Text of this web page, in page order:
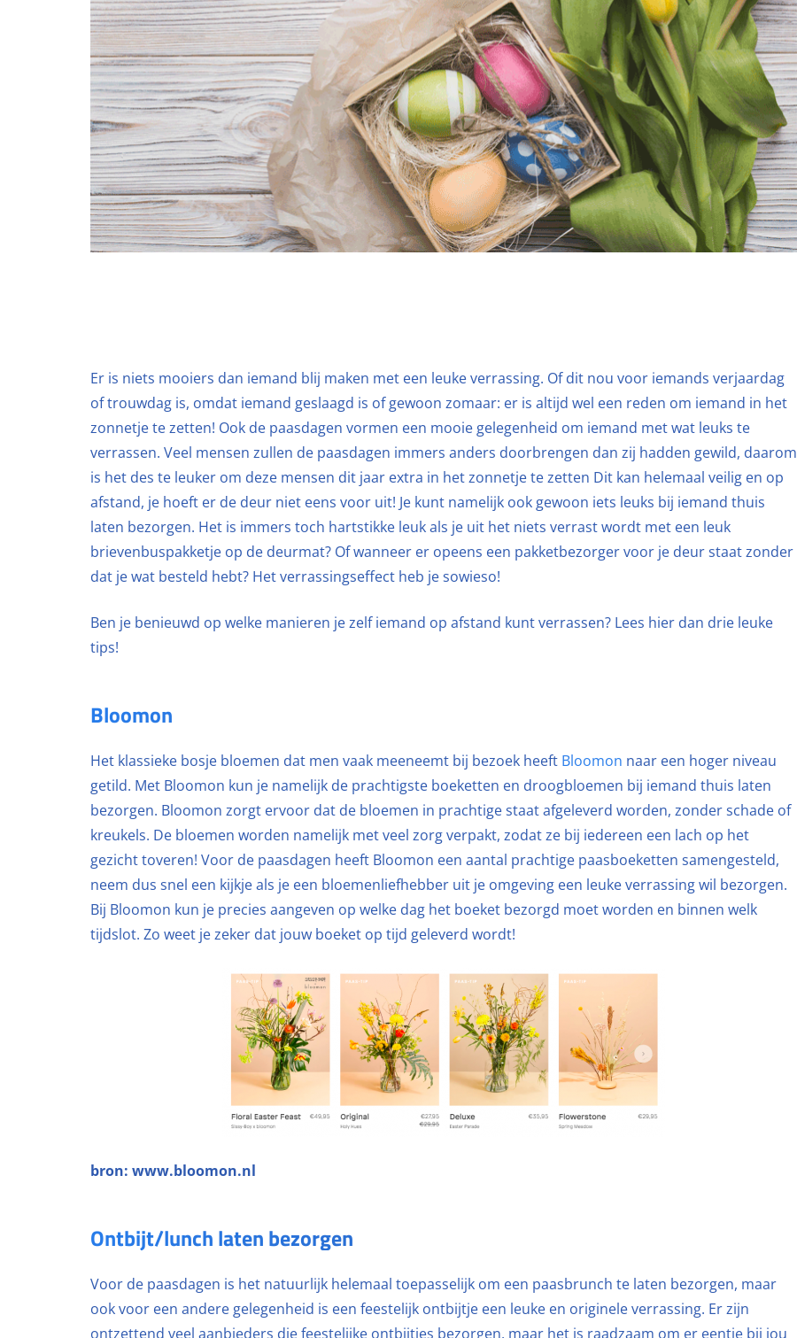
Er is niets mooiers dan iemand blij maken met een leuke verrassing. Of dit nou voor iemands verjaardag
of trouwdag is, omdat iemand geslaagd is of gewoon zomaar: er is altijd wel een reden om iemand in het
zonnetje te zetten! Ook de paasdagen vormen een mooie gelegenheid om iemand met wat leuks te
verrassen. Veel mensen zullen de paasdagen immers anders doorbrengen dan zij hadden gewild, daarom
is het des te leuker om deze mensen dit jaar extra in het zonnetje te zetten Dit kan helemaal veilig en op
afstand, je hoeft er de deur niet eens voor uit! Je kunt namelijk ook gewoon iets leuks bij iemand thuis
laten bezorgen. Het is immers toch hartstikke leuk als je uit het niets verrast wordt met een leuk
brievenbuspakketje op de deurmat? Of wanneer er opeens een pakketbezorger voor je deur staat zonder
dat je wat besteld hebt? Het verrassingseffect heb je sowieso!
Ben je benieuwd op welke manieren je zelf iemand op afstand kunt verrassen? Lees hier dan drie leuke
tips!
Bloomon
Het klassieke bosje bloemen dat men vaak meeneemt bij bezoek heeft Bloomon naar een hoger niveau
getild. Met Bloomon kun je namelijk de prachtigste boeketten en droogbloemen bij iemand thuis laten
bezorgen. Bloomon zorgt ervoor dat de bloemen in prachtige staat afgeleverd worden, zonder schade of
kreukels. De bloemen worden namelijk met veel zorg verpakt, zodat ze bij iedereen een lach op het
gezicht toveren! Voor de paasdagen heeft Bloomon een aantal prachtige paasboeketten samengesteld,
neem dus snel een kijkje als je een bloemenliefhebber uit je omgeving een leuke verrassing wil bezorgen.
Bij Bloomon kun je precies aangeven op welke dag het boeket bezorgd moet worden en binnen welk
tijdslot. Zo weet je zeker dat jouw boeket op tijd geleverd wordt!
bron: www.bloomon.nl
Ontbijt/lunch laten bezorgen
Voor de paasdagen is het natuurlijk helemaal toepasselijk om een paasbrunch te laten bezorgen, maar
ook voor een andere gelegenheid is een feestelijk ontbijtje een leuke en originele verrassing. Er zijn
ontzettend veel aanbieders die feestelijke ontbijtjes bezorgen, maar het is raadzaam om er eentje bij jou